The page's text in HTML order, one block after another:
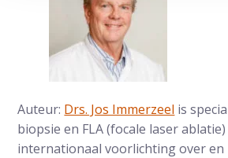
Auteur: Drs. Jos Immerzeel is
biopsie en FLA (focale laser
internationaal voorlichting over en